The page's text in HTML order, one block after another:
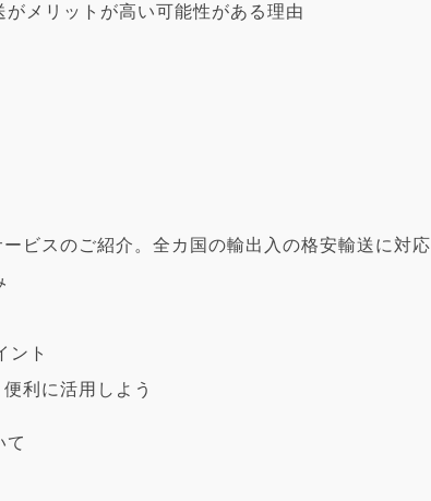
メリットが高い可能性がある理由
ビスのご紹介。全カ国の輸出入の格安輸送に対応
ント
利に活用しよう
て